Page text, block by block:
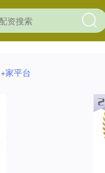
+家平台